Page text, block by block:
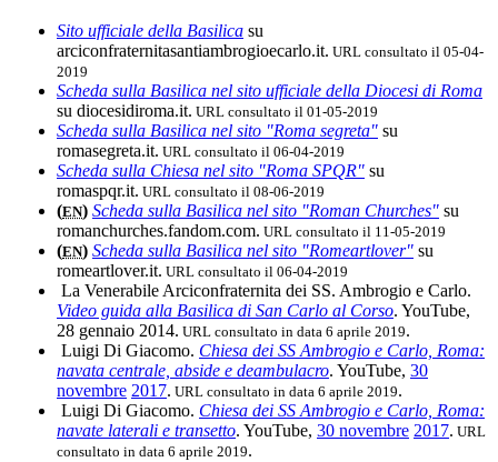
Sito ufficiale della Basilica su
arciconfraternitasantiambrogioecarlo.it. URL consultato il 05-04-
2019
Scheda sulla Basilica nel sito ufficiale della Diocesi di Roma
su diocesidiroma.it. URL consultato il 01-05-2019
Scheda sulla Basilica nel sito "Roma segreta" su
romasegreta.it. URL consultato il 06-04-2019
Scheda sulla Chiesa nel sito "Roma SPQR" su
romaspqr.it. URL consultato il 08-06-2019
(EN) Scheda sulla Basilica nel sito "Roman Churches" su
romanchurches.fandom.com. URL consultato il 11-05-2019
(EN) Scheda sulla Basilica nel sito "Romeartlover" su
romeartlover.it. URL consultato il 06-04-2019
La Venerabile Arciconfraternita dei SS. Ambrogio e Carlo.
Video guida alla Basilica di San Carlo al Corso. YouTube,
28 gennaio 2014. URL consultato in data 6 aprile 2019.
Luigi Di Giacomo. Chiesa dei SS Ambrogio e Carlo, Roma:
navata centrale, abside e deambulacro. YouTube, 30
novembre 2017. URL consultato in data 6 aprile 2019.
Luigi Di Giacomo. Chiesa dei SS Ambrogio e Carlo, Roma:
navate laterali e transetto. YouTube, 30 novembre 2017. URL
consultato in data 6 aprile 2019.